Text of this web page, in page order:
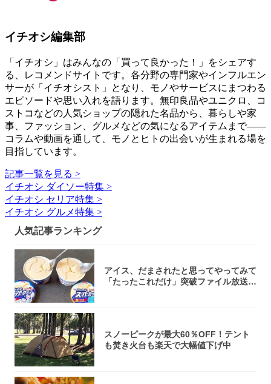
イチオシ編集部
「イチオシ」はみんなの「買って良かった！」をシェアす
る、レコメンドサイトです。各分野の専門家やインフルエン
サーが「イチオシスト」となり、モノやサービスにまつわる
エピソードや思い入れを語ります。無印良品やユニクロ、コ
ストコなどの人気ショップの隠れた名品から、暮らしや家
事、ファッション、グルメなどの気になるアイテムまで――
コラムや動画を通して、モノとヒトの出会いが生まれる場を
目指しています。
記事一覧を見る >
イチオシ ダイソー特集 >
イチオシ セリア特集 >
イチオシ グルメ特集 >
人気記事ランキング
アイス、だまされたと思ってやってみて
「たったこれだけ」突破ファイル放送で
スノーピークが最大60％OFF！テント
も焚き火台も楽天で大幅値下げ中